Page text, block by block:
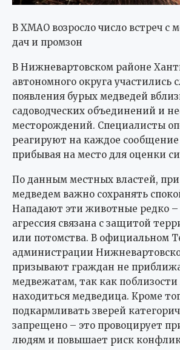
В ХМАО возросло число встреч с
дач и промзон
В Нижневартовском районе
автономного округа участились
появления бурых медведей
садоводческих объединений и
месторождений. Специалисты
реагируют на каждое
прибывая на место для оценки
По данным местных властей, при
медведем важно сохранять
Нападают эти животные редко
агрессия связана с защитой
или потомства. В официальном
администрации
призывают граждан не
медвежатам, так как
находиться медведица. Кроме
подкармливать зверей
запрещено – это провоцирует
людям и повышает риск